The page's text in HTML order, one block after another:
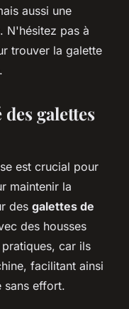
aussi une
N'hésitez pas à
trouver la galette
galettes
est crucial pour
maintenir la
des galettes de
des housses
car ils
facilitant ainsi
sans effort.